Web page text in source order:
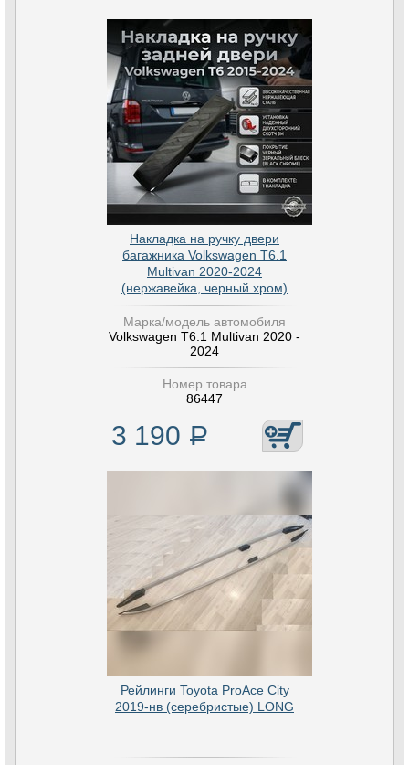
Накладка на ручку двери
багажника Volkswagen T6.1
Multivan 2020-2024
(нержавейка, черный хром)
Марка/модель автомобиля
Volkswagen T6.1 Multivan 2020 -
2024
Номер товара
86447
3 190 Р
Рейлинги Toyota ProAce City
2019-нв (серебристые) LONG